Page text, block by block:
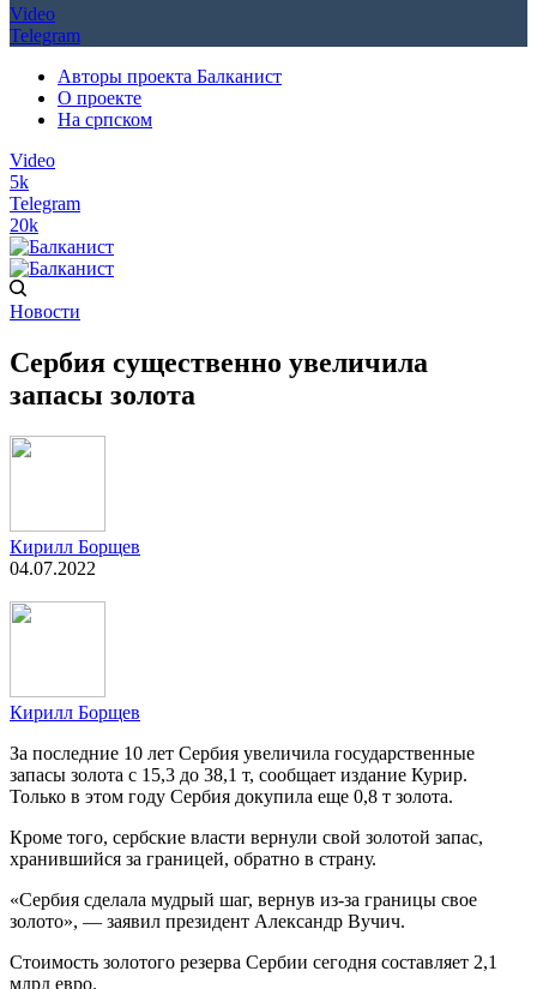
Video
Telegram
Авторы проекта Балканист
О проекте
На српском
Video
5k
Telegram
20k
Новости
Сербия существенно увеличила
запасы золота
Кирилл Борщев
04.07.2022
Кирилл Борщев
За последние 10 лет Сербия увеличила государственные
запасы золота с 15,3 до 38,1 т, сообщает издание Курир.
Только в этом году Сербия докупила еще 0,8 т золота.
Кроме того, сербские власти вернули свой золотой запас,
хранившийся за границей, обратно в страну.
«Сербия сделала мудрый шаг, вернув из-за границы свое
золото», — заявил президент Александр Вучич.
Стоимость золотого резерва Сербии сегодня составляет 2,1
млрд евро.